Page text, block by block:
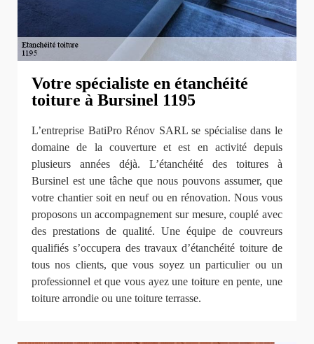
Votre spécialiste en étanchéité
toiture à Bursinel 1195
L’entreprise BatiPro Rénov SARL se spécialise dans le
domaine de la couverture et est en activité depuis
plusieurs années déjà. L’étanchéité des toitures à
Bursinel est une tâche que nous pouvons assumer, que
votre chantier soit en neuf ou en rénovation. Nous vous
proposons un accompagnement sur mesure, couplé avec
des prestations de qualité. Une équipe de couvreurs
qualifiés s’occupera des travaux d’étanchéité toiture de
tous nos clients, que vous soyez un particulier ou un
professionnel et que vous ayez une toiture en pente, une
toiture arrondie ou une toiture terrasse.